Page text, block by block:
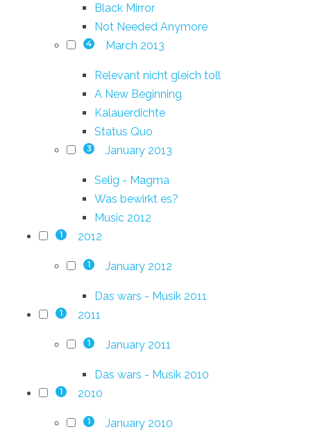
Black Mirror
Not Needed Anymore
4 March 2013
Relevant nicht gleich toll
A New Beginning
Kalauerdichte
Status Quo
3 January 2013
Selig - Magma
Was bewirkt es?
Music 2012
1 2012
1 January 2012
Das wars - Musik 2011
1 2011
1 January 2011
Das wars - Musik 2010
1 2010
1 January 2010